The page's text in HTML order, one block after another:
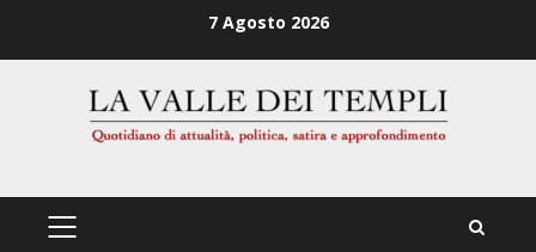
7 Agosto 2026
PRIMÄRES